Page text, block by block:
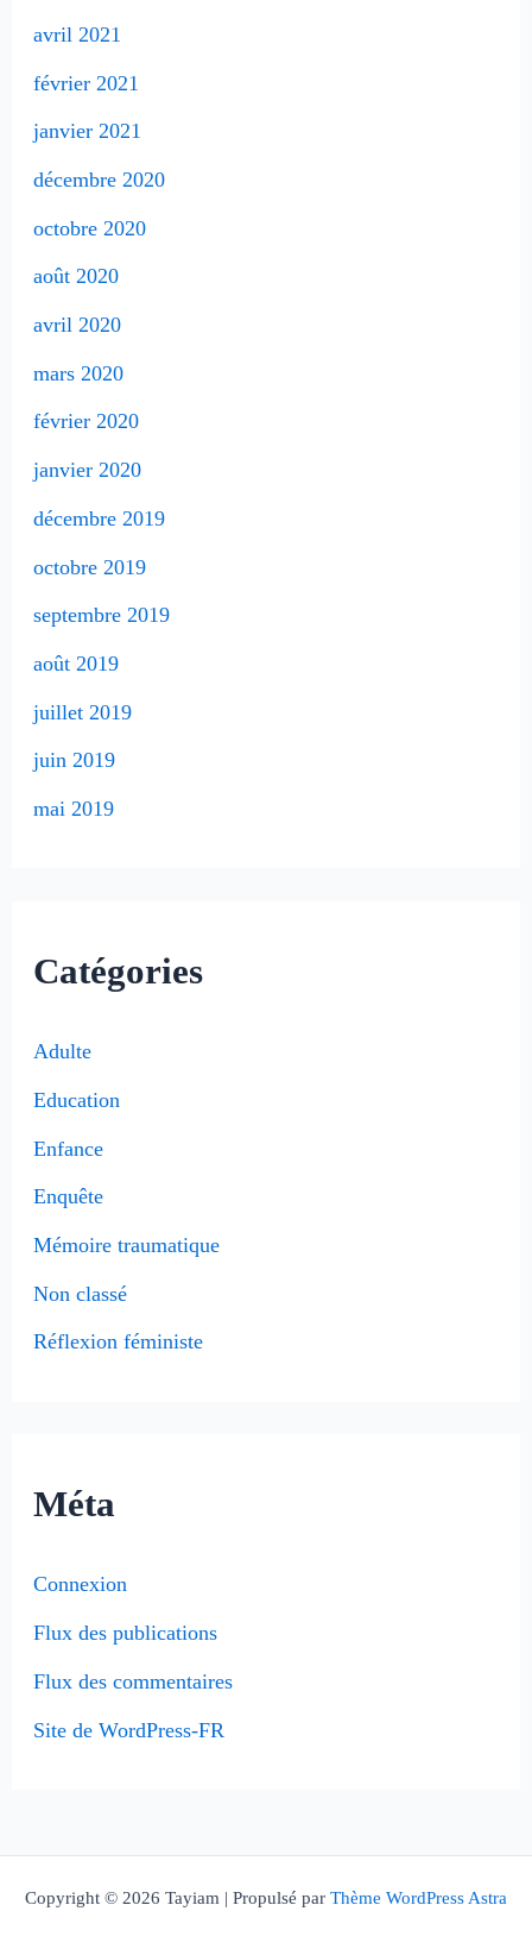
avril 2021
février 2021
janvier 2021
décembre 2020
octobre 2020
août 2020
avril 2020
mars 2020
février 2020
janvier 2020
décembre 2019
octobre 2019
septembre 2019
août 2019
juillet 2019
juin 2019
mai 2019
Catégories
Adulte
Education
Enfance
Enquête
Mémoire traumatique
Non classé
Réflexion féministe
Méta
Connexion
Flux des publications
Flux des commentaires
Site de WordPress-FR
Copyright © 2026 Tayiam | Propulsé par Thème WordPress Astra